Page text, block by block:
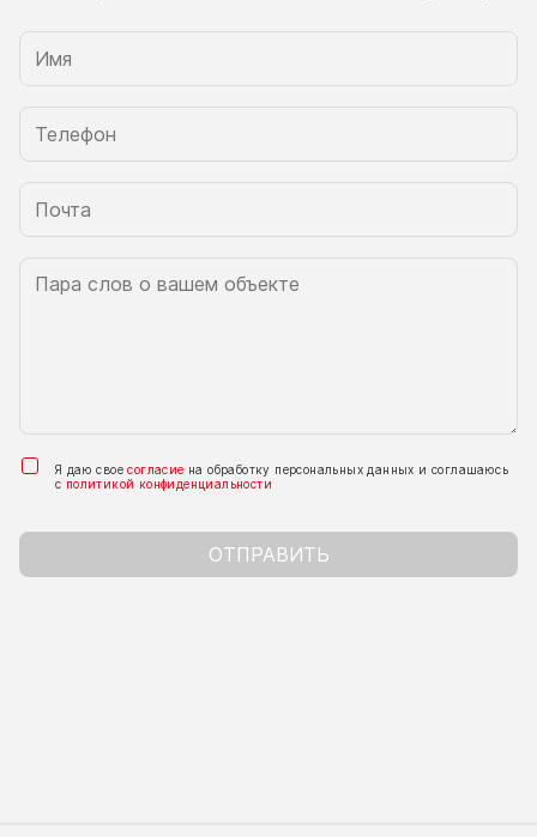
Я даю своесогласие на обработку персональных данных и соглашаюсь
с политикой конфиденциальности
ОТПРАВИТЬ